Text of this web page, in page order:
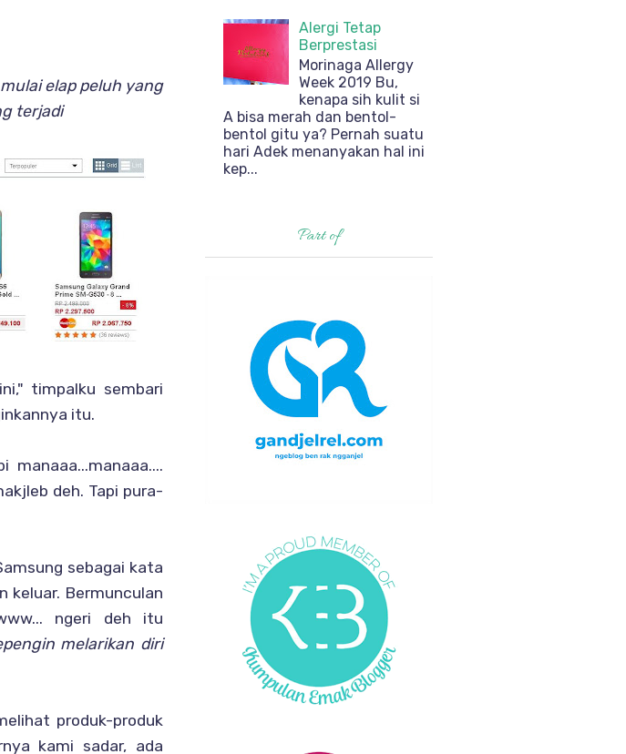
mulai elap peluh yang
terjadi
timpalku sembari
itu.
deh. Tapi pura-
sebagai kata
keluar. Bermunculan
ngeri deh itu
melarikan diri
produk-produk
kami sadar, ada
Alergi Tetap
Berprestasi
Morinaga Allergy
Week 2019 Bu,
kenapa sih kulit si
A bisa merah dan bentol-
bentol gitu ya? Pernah suatu
hari Adek menanyakan hal ini
kep...
Part of